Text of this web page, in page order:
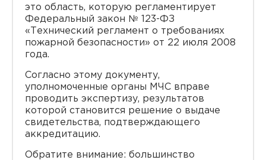
это область, которую регламентирует
Федеральный закон № 123-ФЗ
«Технический регламент о требованиях
пожарной безопасности» от 22 июля 2008
года.
Согласно этому документу,
уполномоченные органы МЧС вправе
проводить экспертизу, результатов
которой становится решение о выдаче
свидетельства, подтверждающего
аккредитацию.
Обратите внимание: большинство